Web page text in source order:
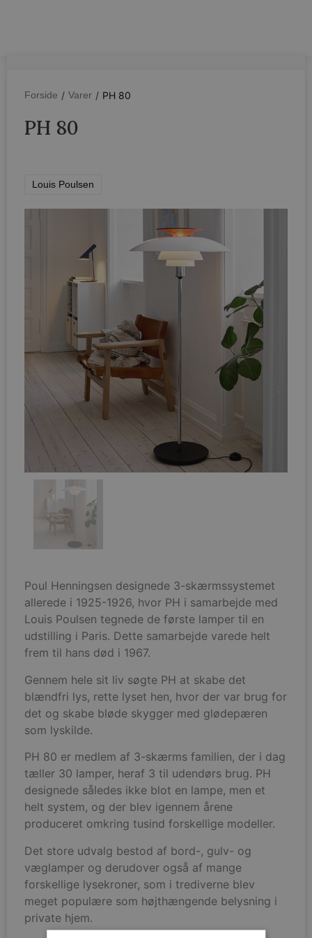
Forside / Varer / PH 80
PH 80
Louis Poulsen
Poul Henningsen designede 3-skærmssystemet
allerede i 1925-1926, hvor PH i samarbejde med
Louis Poulsen tegnede de første lamper til en
udstilling i Paris. Dette samarbejde varede helt
frem til hans død i 1967.
Gennem hele sit liv søgte PH at skabe det
blændfri lys, rette lyset hen, hvor der var brug for
det og skabe bløde skygger med glødepæren
som lyskilde.
PH 80 er medlem af 3-skærms familien, der i dag
tæller 30 lamper, heraf 3 til udendørs brug. PH
designede således ikke blot en lampe, men et
helt system, og der blev igennem årene
produceret omkring tusind forskellige modeller.
Det store udvalg bestod af bord-, gulv- og
væglamper og derudover også af mange
forskellige lysekroner, som i trediverne blev
meget populære som højthængende belysning i
private hjem.